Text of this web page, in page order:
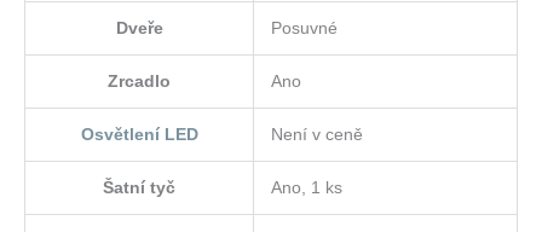
Dveře Posuvné
Zrcadlo Ano
Osvětlení LED Není v ceně
Šatní tyč Ano, 1 ks